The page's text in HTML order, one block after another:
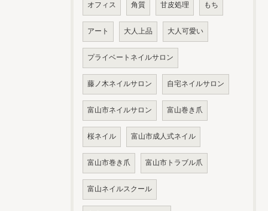
オフィス 角質 甘皮処理 もち
アート 大人上品 大人可愛い
プライベートネイルサロン
藤ノ木ネイルサロン 自宅ネイルサロン
富山市ネイルサロン 富山巻き爪
桜ネイル 富山市成人式ネイル
富山市巻き爪 富山市トラブル爪
富山ネイルスクール